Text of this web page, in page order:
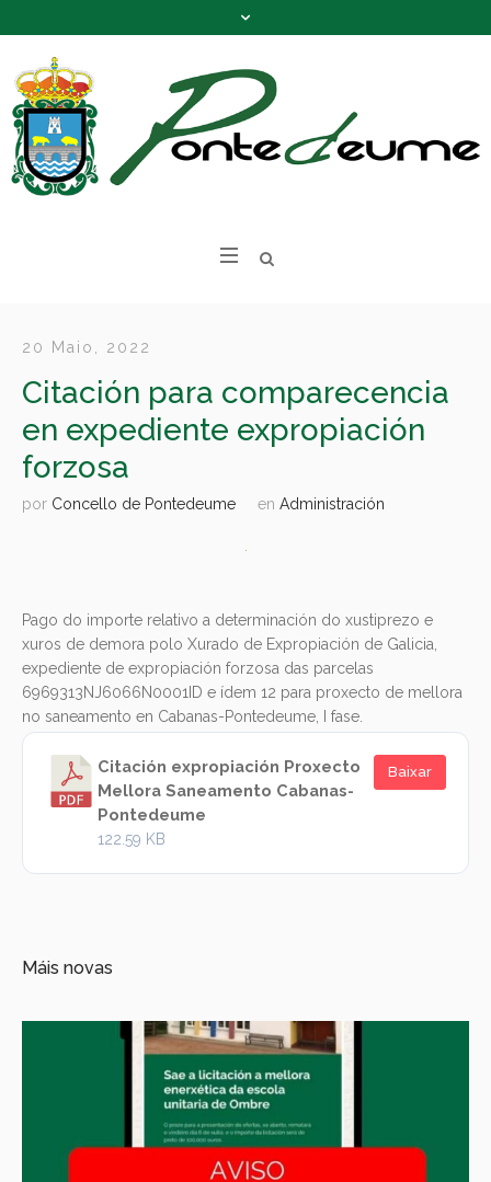
20 Maio, 2022
Citación para comparecencia
en expediente expropiación
forzosa
por Concello de Pontedeume en Administración
Pago do importe relativo a determinación do xustiprezo e
xuros de demora polo Xurado de Expropiación de Galicia,
expediente de expropiación forzosa das parcelas
6969313NJ6066N0001ID e ídem 12 para proxecto de mellora
no saneamento en Cabanas-Pontedeume, I fase.
Citación expropiación Proxecto
Mellora Saneamento Cabanas-
Pontedeume
122.59 KB
Baixar
Máis novas